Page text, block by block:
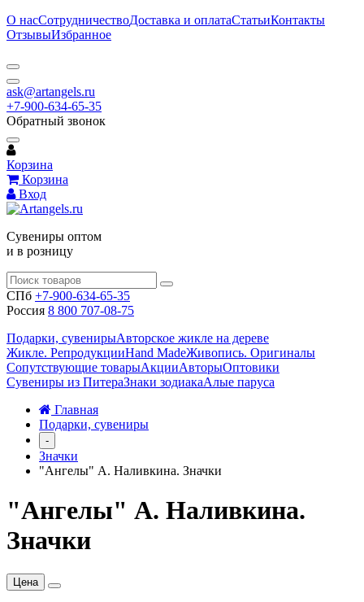
О насСотрудничествоДоставка и оплатаСтатьиКонтакты
ОтзывыИзбранное
ask@artangels.ru
+7-900-634-65-35
Обратный звонок
Корзина
Корзина
Вход
Сувениры оптом
и в розницу
СПб +7-900-634-65-35
Россия 8 800 707-08-75
Подарки, сувенирыАвторское жикле на дереве
Жикле. РепродукцииHand MadeЖивопись. Оригиналы
Сопутствующие товарыАкцииАвторыОптовики
Сувениры из ПитераЗнаки зодиакаАлые паруса
Главная
Подарки, сувениры
-
Значки
"Ангелы" А. Наливкина. Значки
"Ангелы" А. Наливкина.
Значки
Цена